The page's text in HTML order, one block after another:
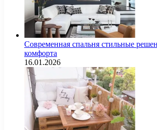
Современная спальня стильные
комфорта
16.01.2026